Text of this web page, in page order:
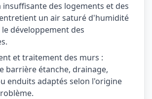
des logements et des
un air saturé d'humidité
développement des
et traitement des murs :
barrière étanche, drainage,
enduits adaptés selon l'origine